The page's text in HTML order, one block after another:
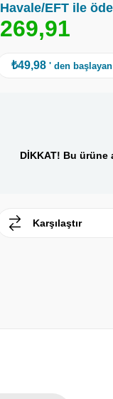
Havale/EFT ile
269,91
₺49,98 ' den
DİKKAT! Bu
Karşılaştır